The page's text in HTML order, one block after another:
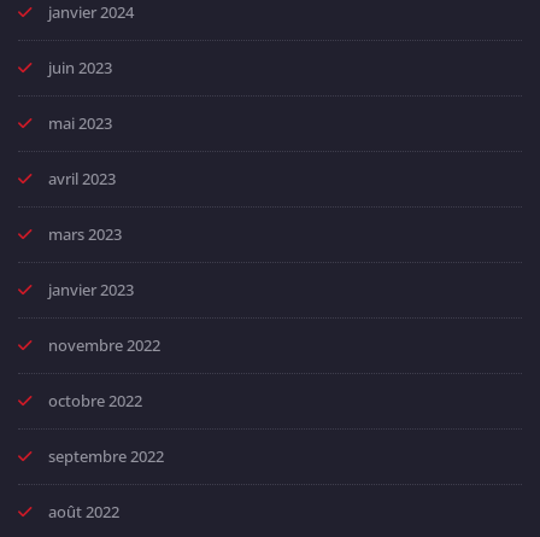
janvier 2024
juin 2023
mai 2023
avril 2023
mars 2023
janvier 2023
novembre 2022
octobre 2022
septembre 2022
août 2022